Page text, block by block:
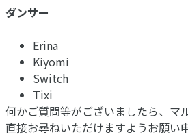
ダンサー
Erina
Kiyomi
Switch
Tixi
何かご質問等がございましたら、マ
直接お尋ねいただけますようお願い